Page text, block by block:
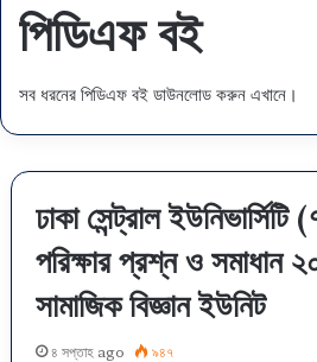
পিডিএফ বই
সব ধরনের পিডিএফ বই ডাউনলোড করুন এখানে।
ঢাকা সেন্ট্রাল
পরিক্ষার প্রশ্ন ও সমাধান
সামাজিক বিজ্ঞান ইউনিট
৪ সপ্তাহ ago ৯৪৭